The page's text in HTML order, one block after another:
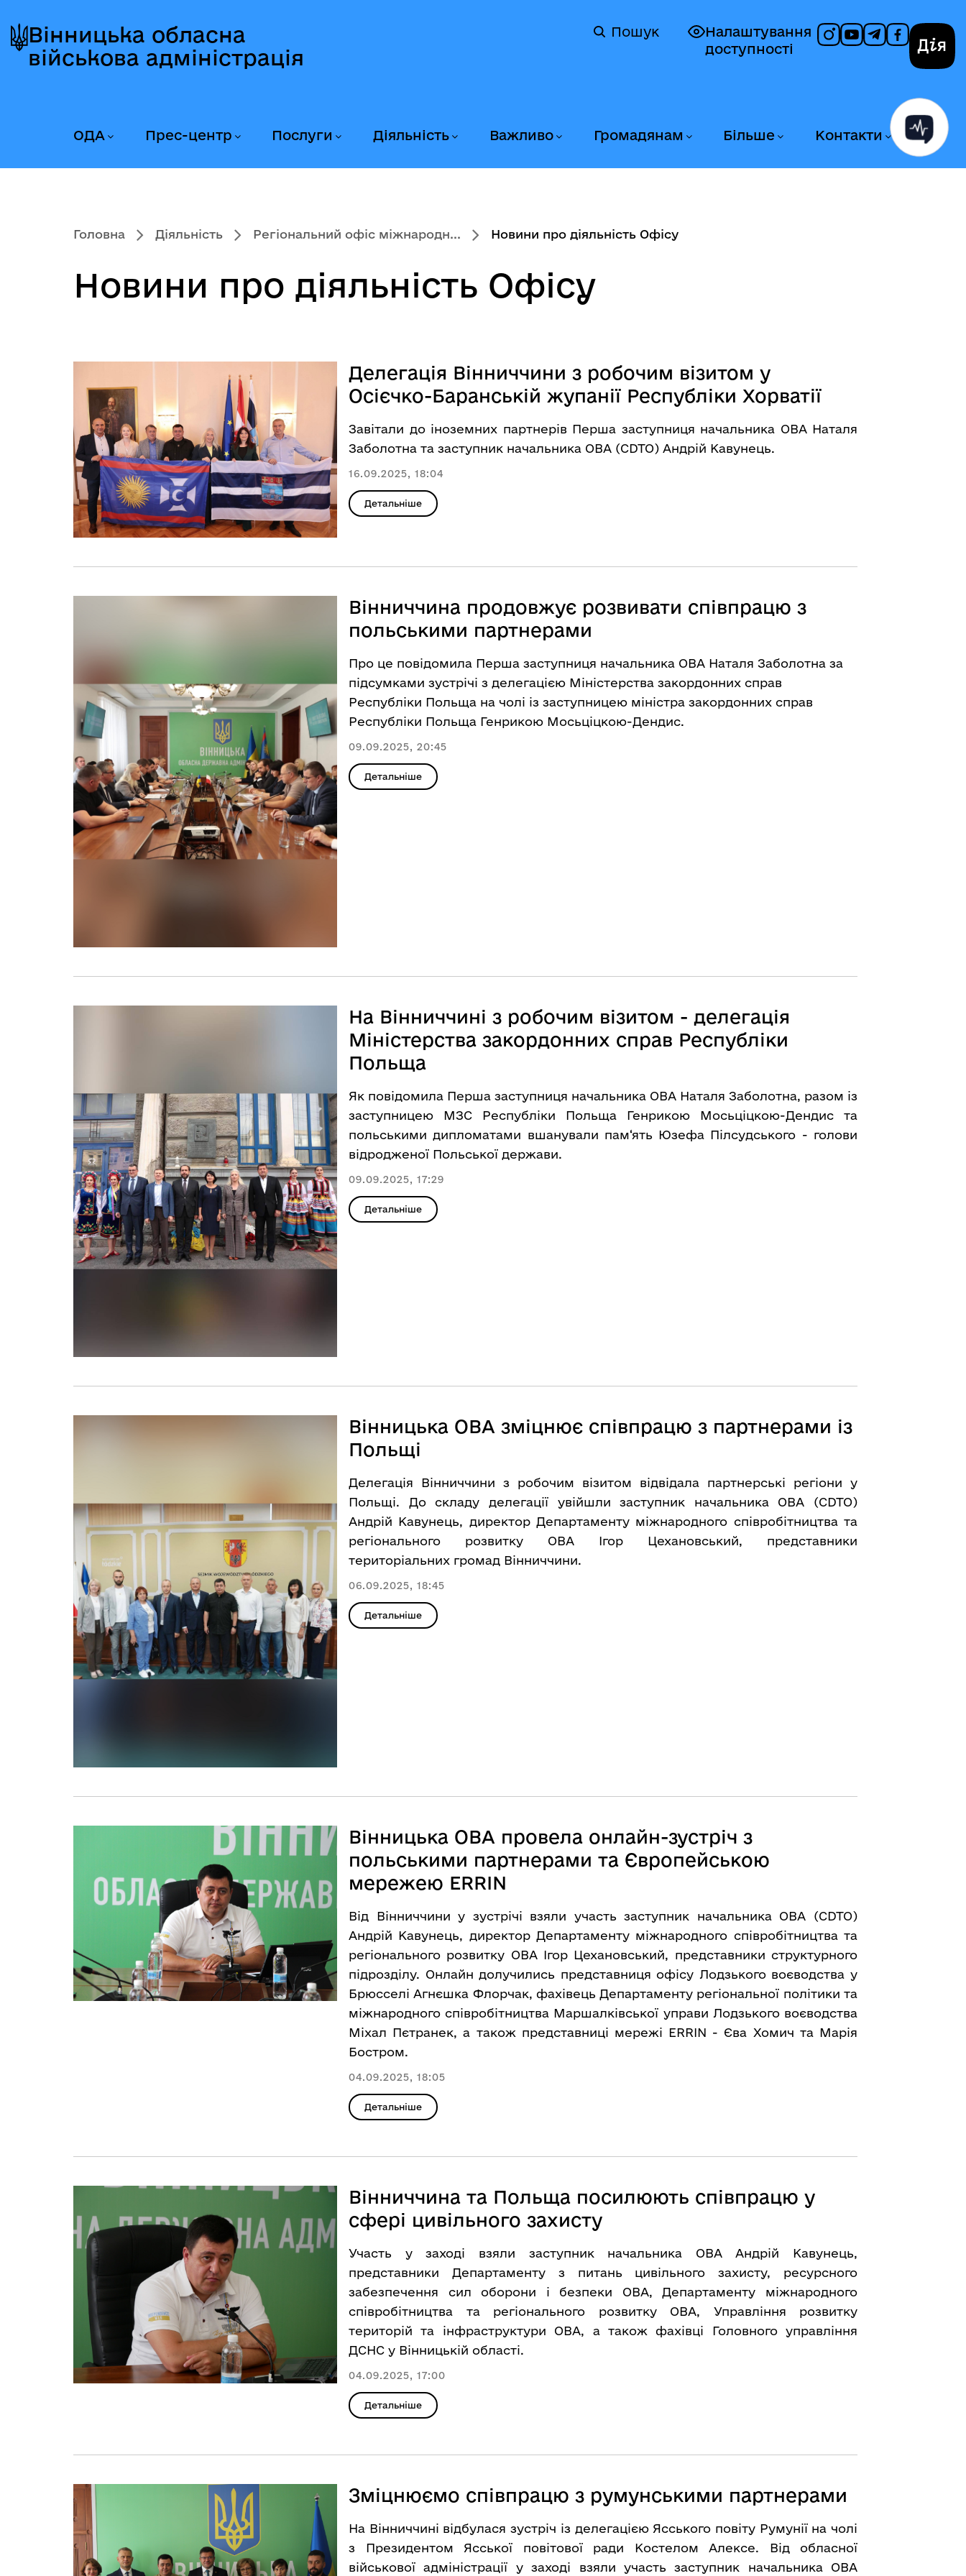
до
головного
до
головного
вмісту
до
головного
колонтитула
Вінницька обласна
військова адміністрація
Налаштування
доступності
Пошук
ОДА Прес-центр Послуги Діяльність Важливо Громадянам Більше Контакти
Головна Діяльність Регіональний офіс міжнародн... Новини про діяльність Офісу
Новини про діяльність Офісу
Делегація Вінниччини з робочим візитом у
Осієчко-Баранській жупанії Республіки Хорватії
Завітали до іноземних партнерів Перша заступниця начальника ОВА Наталя
Заболотна та заступник начальника ОВА (CDTO) Андрій Кавунець.
16.09.2025, 18:04
Детальніше
Вінниччина продовжує розвивати співпрацю з
польськими партнерами
Про це повідомила Перша заступниця начальника ОВА Наталя Заболотна за
підсумками зустрічі з делегацією Міністерства закордонних справ
Республіки Польща на чолі із заступницею міністра закордонних справ
Республіки Польща Генрикою Мосьціцкою-Дендис.
09.09.2025, 20:45
Детальніше
На Вінниччині з робочим візитом - делегація
Міністерства закордонних справ Республіки
Польща
Як повідомила Перша заступниця начальника ОВА Наталя Заболотна, разом із
заступницею МЗС Республіки Польща Генрикою Мосьціцкою-Дендис та
польськими дипломатами вшанували пам‘ять Юзефа Пілсудського - голови
відродженої Польської держави.
09.09.2025, 17:29
Детальніше
Вінницька ОВА зміцнює співпрацю з партнерами із
Польщі
Делегація Вінниччини з робочим візитом відвідала партнерські регіони у
Польщі. До складу делегації увійшли заступник начальника ОВА (CDTO)
Андрій Кавунець, директор Департаменту міжнародного співробітництва та
регіонального розвитку ОВА Ігор Цехановський, представники
територіальних громад Вінниччини.
06.09.2025, 18:45
Детальніше
Вінницька ОВА провела онлайн-зустріч з
польськими партнерами та Європейською
мережею ERRIN
Від Вінниччини у зустрічі взяли участь заступник начальника ОВА (CDTO)
Андрій Кавунець, директор Департаменту міжнародного співробітництва та
регіонального розвитку ОВА Ігор Цехановський, представники структурного
підрозділу. Онлайн долучились представниця офісу Лодзького воєводства у
Брюсселі Агнєшка Флорчак, фахівець Департаменту регіональної політики та
міжнародного співробітництва Маршалківської управи Лодзького воєводства
Міхал Пєтранек, а також представниці мережі ERRIN - Єва Хомич та Марія
Бостром.
04.09.2025, 18:05
Детальніше
Вінниччина та Польща посилюють співпрацю у
сфері цивільного захисту
Участь у заході взяли заступник начальника ОВА Андрій Кавунець,
представники Департаменту з питань цивільного захисту, ресурсного
забезпечення сил оборони і безпеки ОВА, Департаменту міжнародного
співробітництва та регіонального розвитку ОВА, Управління розвитку
територій та інфраструктури ОВА, а також фахівці Головного управління
ДСНС у Вінницькій області.
04.09.2025, 17:00
Детальніше
Зміцнюємо співпрацю з румунськими партнерами
На Вінниччині відбулася зустріч із делегацією Ясського повіту Румунії на чолі
з Президентом Ясської повітової ради Костелом Алексе. Від обласної
військової адміністрації у заході взяли участь заступник начальника ОВА